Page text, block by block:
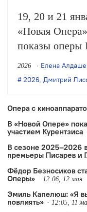
19, 20 и 21
«Новая
показы оперы
«Царская
Евгения
фестиваля,
2005 года.
2026
Елена
2026, Дмитрий
Опера с
В «Новой Опере»
участием Курентзиса
В сезоне 2025–2026
премьеры Писарев и
Фёдор Безносиков
Оперы»
12:06, 12 мая
Эмиль Капелюш: «Я
повлиять»
12:05, 11